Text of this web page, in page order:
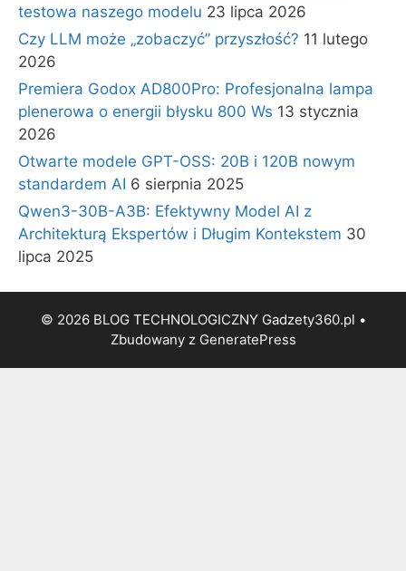
testowa naszego modelu 23 lipca 2026
Czy LLM może „zobaczyć” przyszłość? 11 lutego
2026
Premiera Godox AD800Pro: Profesjonalna lampa
plenerowa o energii błysku 800 Ws 13 stycznia
2026
Otwarte modele GPT-OSS: 20B i 120B nowym
standardem AI 6 sierpnia 2025
Qwen3-30B-A3B: Efektywny Model AI z
Architekturą Ekspertów i Długim Kontekstem 30
lipca 2025
© 2026 BLOG TECHNOLOGICZNY Gadzety360.pl •
Zbudowany z GeneratePress